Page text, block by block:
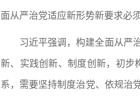
面从严治党适应新形势新要求必
习近平强调，构建全面从严
新、实践创新、制度创新，初步
系，需要坚持制度治党、依规治